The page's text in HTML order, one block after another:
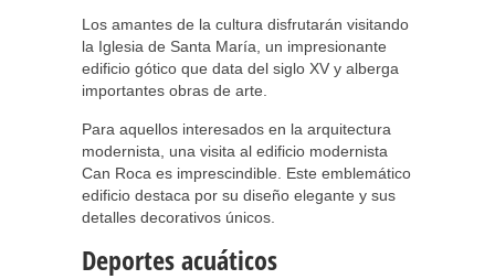
Los amantes de la cultura disfrutarán visitando
la Iglesia de Santa María, un impresionante
edificio gótico que data del siglo XV y alberga
importantes obras de arte.
Para aquellos interesados en la arquitectura
modernista, una visita al edificio modernista
Can Roca es imprescindible. Este emblemático
edificio destaca por su diseño elegante y sus
detalles decorativos únicos.
Deportes acuáticos